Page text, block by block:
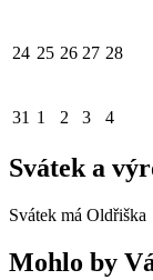
24 25 26 27 28
31 1 2 3 4
Svátek a
Svátek má Oldřiška
Mohlo by